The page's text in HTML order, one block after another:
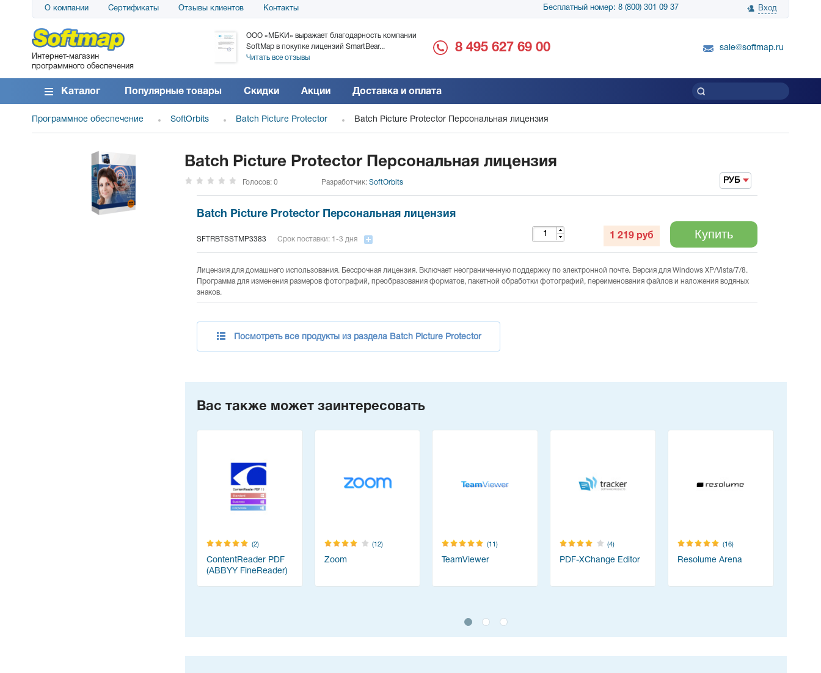
О компании Сертификаты Отзывы клиентов Контакты Бесплатный номер: 8 (800) 301 09 37 Вход
Интернет-магазин
программного обеспечения
АО «АТС» благодарит компанию SoftMap за
поставку программного обеспечения SolarWinds
DameWare...
Читать все отзывы
ООО «МБКИ» выражает благодарность компании
SoftMap в покупке лицензий SmartBear...
Читать все отзывы
благодарность за поставку SnapGene...
благодарность SoftMap за помощь в
8 495 627 69 00 sale@softmap.ru
Каталог Популярные товары Скидки Акции Доставка и оплата
Программное обеспечение SoftOrbits Batch Picture Protector Batch Picture Protector Персональная лицензия
Batch Picture Protector Персональная лицензия
Голосов: 0 Разработчик: SoftOrbits РУБ
Batch Picture Protector Персональная лицензия
SFTRBTSSTMP3383 Срок поставки: 1-3 дня 1 219 руб Купить
Лицензия для домашнего использования. Бессрочная лицензия. Включает неограниченную поддержку по электронной почте. Версия для Windows XP/Vista/7/8.
Программа для изменения размеров фотографий, преобразования форматов, пакетной обработки фотографий, переименования файлов и наложения водяных
знаков.
Посмотреть все продукты из раздела Batch Picture Protector
Вас также может заинтересовать
(2)
ContentReader PDF
(ABBYY FineReader)
(12)
Zoom
(11)
TeamViewer
(4)
PDF-XChange Editor
(16)
Resolume Arena